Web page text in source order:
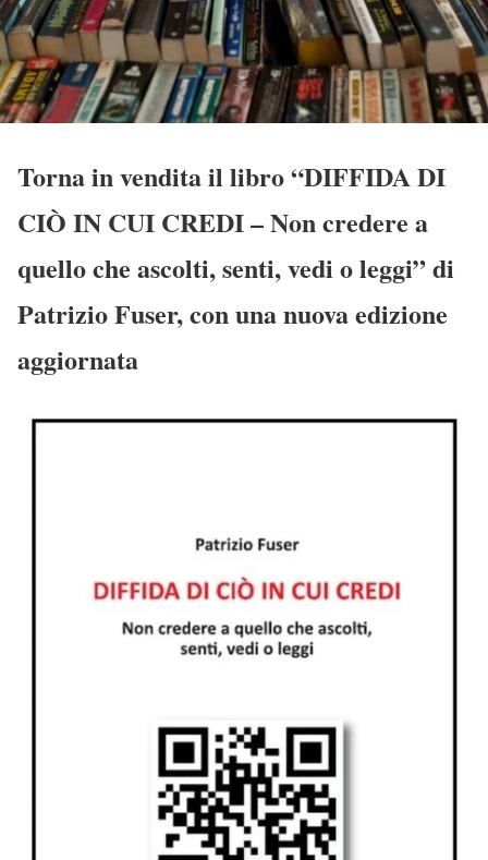
Torna in vendita il libro “DIFFIDA DI
CIÒ IN CUI CREDI – Non credere a
quello che ascolti, senti, vedi o leggi” di
Patrizio Fuser, con una nuova edizione
aggiornata